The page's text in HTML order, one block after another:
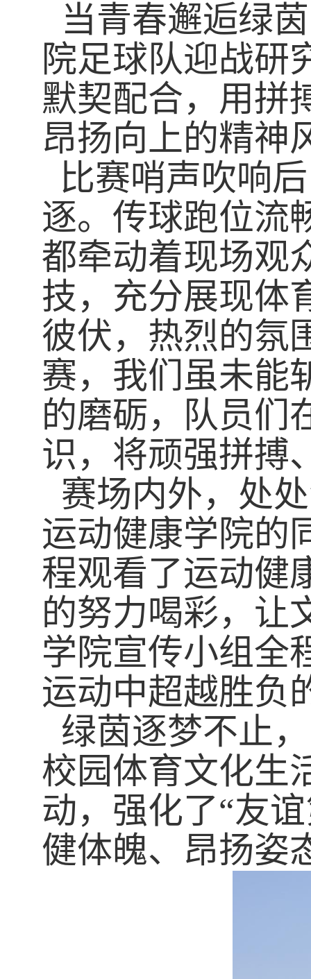
当青春邂逅绿
院足球队迎战研
默契配合，用拼
昂扬向上的精神
比赛哨声吹响
逐。传球跑位流
都牵动着现场观
技，充分展现体
彼伏，热烈的氛
赛， 我们虽未能
的磨砺，队员们
识，将顽强拼搏
赛场内外，处
运动健康学院的
程观看了运动健
的努力喝彩，让
学院宣传小组全
运动中超越胜负
绿茵逐梦不止
校园体育文化生
动，强化了“友
健体魄、昂扬姿